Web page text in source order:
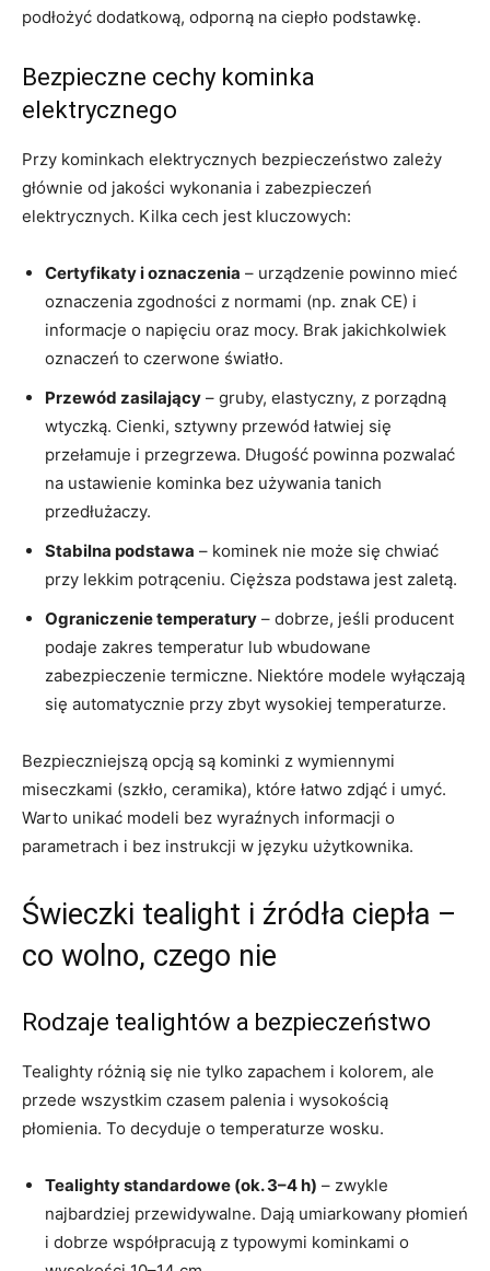
podłożyć dodatkową, odporną na ciepło podstawkę.
Bezpieczne cechy kominka
elektrycznego
Przy kominkach elektrycznych bezpieczeństwo zależy
głównie od jakości wykonania i zabezpieczeń
elektrycznych. Kilka cech jest kluczowych:
Certyfikaty i oznaczenia – urządzenie powinno mieć
oznaczenia zgodności z normami (np. znak CE) i
informacje o napięciu oraz mocy. Brak jakichkolwiek
oznaczeń to czerwone światło.
Przewód zasilający – gruby, elastyczny, z porządną
wtyczką. Cienki, sztywny przewód łatwiej się
przełamuje i przegrzewa. Długość powinna pozwalać
na ustawienie kominka bez używania tanich
przedłużaczy.
Stabilna podstawa – kominek nie może się chwiać
przy lekkim potrąceniu. Cięższa podstawa jest zaletą.
Ograniczenie temperatury – dobrze, jeśli producent
podaje zakres temperatur lub wbudowane
zabezpieczenie termiczne. Niektóre modele wyłączają
się automatycznie przy zbyt wysokiej temperaturze.
Bezpieczniejszą opcją są kominki z wymiennymi
miseczkami (szkło, ceramika), które łatwo zdjąć i umyć.
Warto unikać modeli bez wyraźnych informacji o
parametrach i bez instrukcji w języku użytkownika.
Świeczki tealight i źródła ciepła –
co wolno, czego nie
Rodzaje tealightów a bezpieczeństwo
Tealighty różnią się nie tylko zapachem i kolorem, ale
przede wszystkim czasem palenia i wysokością
płomienia. To decyduje o temperaturze wosku.
Tealighty standardowe (ok. 3–4 h) – zwykle
najbardziej przewidywalne. Dają umiarkowany płomień
i dobrze współpracują z typowymi kominkami o